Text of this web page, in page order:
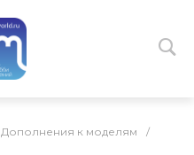
Дополнения к моделям
/